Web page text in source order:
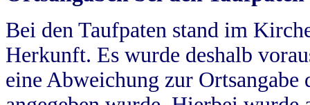
Bei den Taufpaten stand im
Herkunft. Es wurde deshalb
eine Abweichung zur